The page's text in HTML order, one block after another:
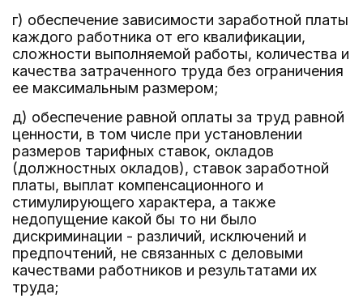
г) обеспечение зависимости заработной платы
каждого работника от его квалификации,
сложности выполняемой работы, количества и
качества затраченного труда без ограничения
ее максимальным размером;
д) обеспечение равной оплаты за труд равной
ценности, в том числе при установлении
размеров тарифных ставок, окладов
(должностных окладов), ставок заработной
платы, выплат компенсационного и
стимулирующего характера, а также
недопущение какой бы то ни было
дискриминации - различий, исключений и
предпочтений, не связанных с деловыми
качествами работников и результатами их
труда;